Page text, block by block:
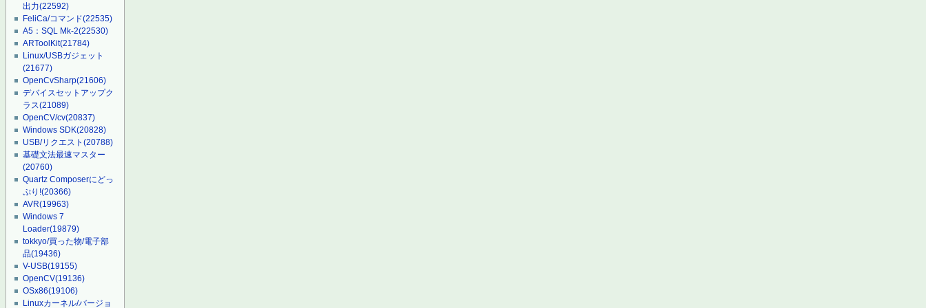
出力(22592)
FeliCa/コマンド(22535)
A5：SQL Mk-2(22530)
ARToolKit(21784)
Linux/USBガジェット
(21677)
OpenCvSharp(21606)
デバイスセットアップク
ラス(21089)
OpenCV/cv(20837)
Windows SDK(20828)
USB/リクエスト(20788)
基礎文法最速マスター
(20760)
Quartz Composerにどっ
ぷり!(20366)
AVR(19963)
Windows 7
Loader(19879)
tokkyo/買った物/電子部
品(19436)
V-USB(19155)
OpenCV(19136)
OSx86(19106)
Linuxカーネル/バージョ